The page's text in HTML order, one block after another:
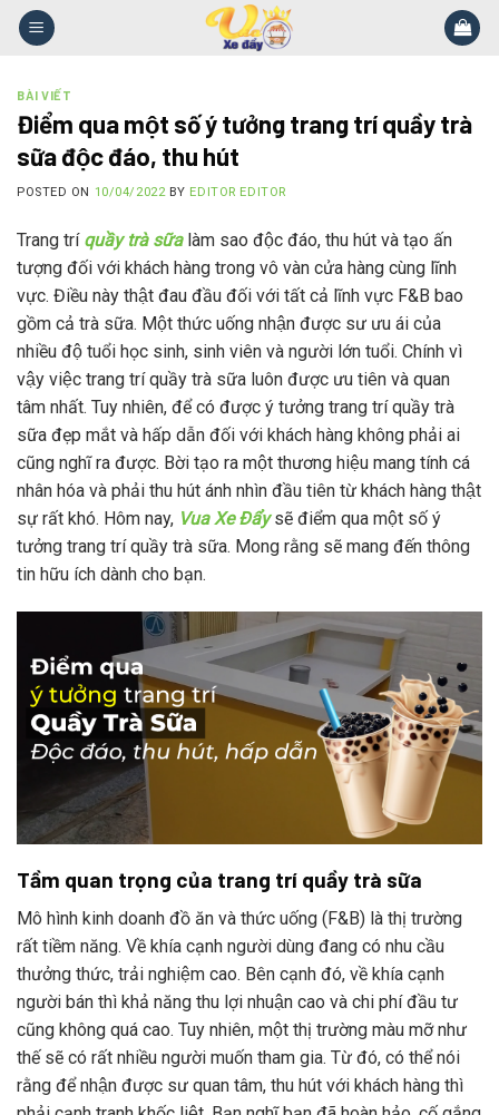
Skip
BÀI VIẾT
Điểm qua một số ý tưởng trang trí quầy trà
sữa độc đáo, thu hút
POSTED ON 10/04/2022BY EDITOR EDITOR
Trang tríquầy trà sữalàm sao độc đáo, thu hút và tạo ấn
tượng đối với khách hàng trong vô vàn cửa hàng cùng lĩnh
vực. Điều này thật đau đầu đối với tất cả lĩnh vực F&B bao
gồm cả trà sữa. Một thức uống nhận được sư ưu ái của
nhiều độ tuổi học sinh, sinh viên và người lớn tuổi. Chính vì
vậy việc trang trí quầy trà sữa luôn được ưu tiên và quan
tâm nhất. Tuy nhiên, để có được ý tưởng trang trí quầy trà
sữa đẹp mắt và hấp dẫn đối với khách hàng không phải ai
cũng nghĩ ra được. Bời tạo ra một thương hiệu mang tính cá
nhân hóa và phải thu hút ánh nhìn đầu tiên từ khách hàng thật
sự rất khó. Hôm nay, Vua Xe Đẩy sẽ điểm qua một số ý
tưởng trang trí quầy trà sữa. Mong rằng sẽ mang đến thông
tin hữu ích dành cho bạn.
Tầm quan trọng của trang trí quầy trà sữa
Mô hình kinh doanh đồ ăn và thức uống (F&B) là thị trường
rất tiềm năng. Về khía cạnh người dùng đang có nhu cầu
thưởng thức, trải nghiệm cao. Bên cạnh đó, về khía cạnh
người bán thì khả năng thu lợi nhuận cao và chi phí đầu tư
cũng không quá cao. Tuy nhiên, một thị trường màu mỡ như
thế sẽ có rất nhiều người muốn tham gia. Từ đó, có thể nói
rằng để nhận được sư quan tâm, thu hút với khách hàng thì